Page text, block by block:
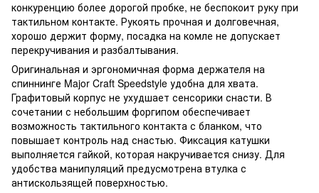
конкуренцию более дорогой пробке, не беспокоит руку при
тактильном контакте. Рукоять прочная и долговечная,
хорошо держит форму, посадка на комле не допускает
перекручивания и разбалтывания.
Оригинальная и эргономичная форма держателя на
спиннинге Major Craft Speedstyle удобна для хвата.
Графитовый корпус не ухудшает сенсорики снасти. В
сочетании с небольшим форгипом обеспечивает
возможность тактильного контакта с бланком, что
повышает контроль над снастью. Фиксация катушки
выполняется гайкой, которая накручивается снизу. Для
удобства манипуляций предусмотрена втулка с
антискользящей поверхностью.